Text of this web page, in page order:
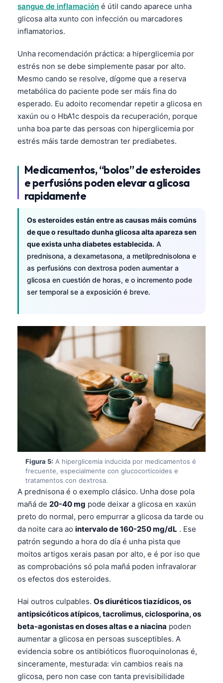
sangue de inflamación é útil cando aparece unha
glicosa alta xunto con infección ou marcadores
inflamatorios.
Unha recomendación práctica: a hiperglicemia por
estrés non se debe simplemente pasar por alto.
Mesmo cando se resolve, dígome que a reserva
metabólica do paciente pode ser máis fina do
esperado. Eu adoito recomendar repetir a glicosa en
xaxún ou o HbA1c despois da recuperación, porque
unha boa parte das persoas con hiperglicemia por
estrés máis tarde demostran ter prediabetes.
Medicamentos, “bolos” de esteroides
e perfusións poden elevar a glicosa
rapidamente
Os esteroides están entre as causas máis comúns
de que o resultado dunha glicosa alta apareza sen
que exista unha diabetes establecida. A
prednisona, a dexametasona, a metilprednisolona e
as perfusións con dextrosa poden aumentar a
glicosa en cuestión de horas, e o incremento pode
ser temporal se a exposición é breve.
Figura 5: A hiperglicemia inducida por medicamentos é
frecuente, especialmente con glucocorticoides e
tratamentos con dextrosa.
A prednisona é o exemplo clásico. Unha dose pola
mañá de 20-40 mg pode deixar a glicosa en xaxún
preto do normal, pero empurrar a glicosa da tarde ou
da noite cara ao intervalo de 160-250 mg/dL . Ese
patrón segundo a hora do día é unha pista que
moitos artigos xerais pasan por alto, e é por iso que
as comprobacións só pola mañá poden infravalorar
os efectos dos esteroides.
Hai outros culpables. Os diuréticos tiazídicos, os
antipsicóticos atípicos, tacrolimus, ciclosporina, os
beta-agonistas en doses altas e a niacina poden
aumentar a glicosa en persoas susceptibles. A
evidencia sobre os antibióticos fluoroquinolonas é,
sinceramente, mesturada: vin cambios reais na
glicosa, pero non case con tanta previsibilidade
ភាសាខ្មែរ
Kiswahili
አማርኛ
Українська
O‘zbekcha
Қазақ тілі
Suomi
Hrvatski
Slovenčina
پښتو
سنڌي
සිංහල
Latviešu valoda
Македонски јазик
Occitan
العربية المغربية
Afrikaans
ພາສາລາວ
Basa Jawa
Cebuano
ئۇيغۇرچە
Кыргызча
Беларуская мова
Esperanto
Ślōnskŏ gŏdka
Norsk bokmål